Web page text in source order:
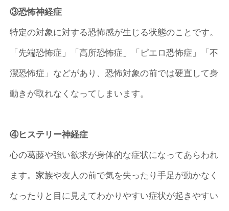
③恐怖神経症
特定の対象に対する恐怖感が生じる状態のことです。
「先端恐怖症」「高所恐怖症」「ピエロ恐怖症」「不
潔恐怖症」などがあり、恐怖対象の前では硬直して身
動きが取れなくなってしまいます。
④ヒステリー神経症
心の葛藤や強い欲求が身体的な症状になってあらわれ
ます。家族や友人の前で気を失ったり手足が動かなく
なったりと目に見えてわかりやすい症状が起きやすい